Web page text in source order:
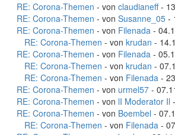
RE: Corona-Themen - von claudianeff-
RE: Corona-Themen - von Susanne_05 -
RE: Corona-Themen - von Filenada -
RE: Corona-Themen - von krudan -
RE: Corona-Themen - von Filenada -
RE: Corona-Themen - von krudan -
RE: Corona-Themen - von Filenada -
RE: Corona-Themen - von urmel57 -
RE: Corona-Themen - von lI Moderator Il
RE: Corona-Themen - von Boembel -
RE: Corona-Themen - von Filenada -